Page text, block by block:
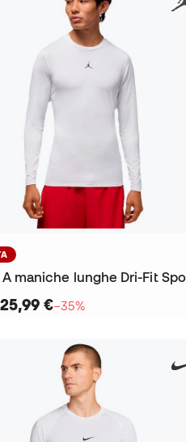
25,99 €−35%